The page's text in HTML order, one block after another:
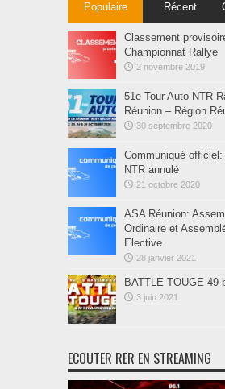
Populaire Récent
Classement
Championnat Rallye
2 novembre 2019
51e Tour Auto NTR
Réunion – Région
30 septembre 2020
Communiqué officiel:
NTR annulé
21 octobre 2020
ASA Réunion:
Ordinaire et
Elective
28 janvier 2021
BATTLE TOUGE 49
3 juin 2021
ECOUTER RER EN STREAMING